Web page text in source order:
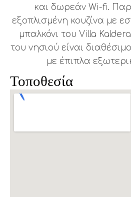
και δωρεάν Wi-fi.
εξοπλισμένη κουζίνα με
μπαλκόνι του Villa
του νησιού είναι
με έπιπλα
Τοποθεσία